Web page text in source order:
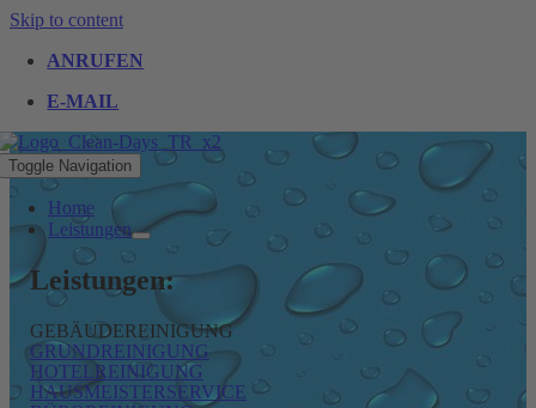
Skip to content
ANRUFEN
E-MAIL
Toggle Navigation
Home
Leistungen
Leistungen:
GEBÄUDEREINIGUNG
GRUNDREINIGUNG
HOTELREINIGUNG
HAUSMEISTERSERVICE